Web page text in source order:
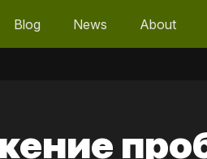
Blog News About